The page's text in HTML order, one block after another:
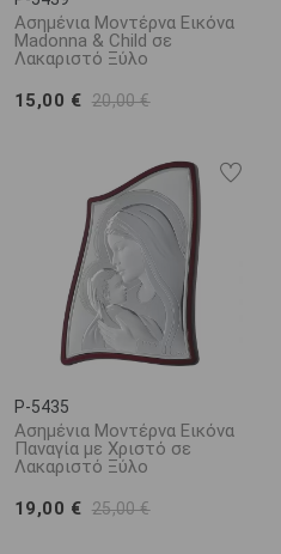
Ασημένια Μοντέρνα Εικόνα
Madonna & Child σε
Λακαριστό Ξύλο
15,00 € 20,00 €
P-5435
Ασημένια Μοντέρνα Εικόνα
Παναγία με Χριστό σε
Λακαριστό Ξύλο
19,00 € 25,00 €